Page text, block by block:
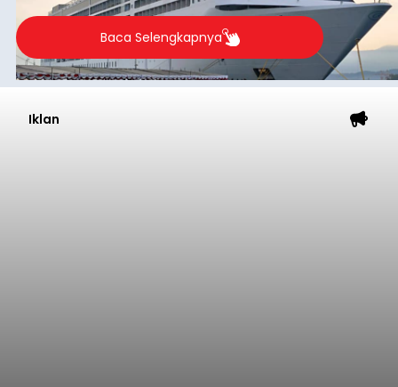
Baca Selengkapnya
Iklan